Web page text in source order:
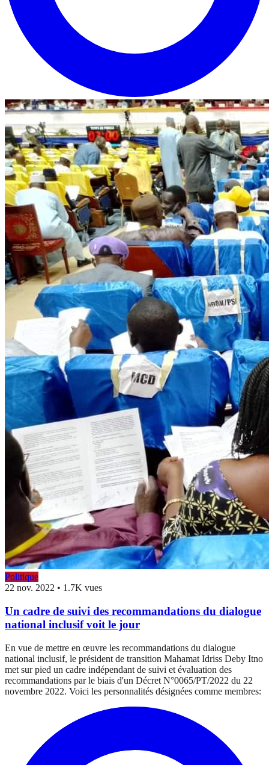
Politique
22 nov. 2022 • 1.7K vues
Un cadre de suivi des recommandations du dialogue
national inclusif voit le jour
En vue de mettre en œuvre les recommandations du dialogue
national inclusif, le président de transition Mahamat Idriss Deby Itno
met sur pied un cadre indépendant de suivi et évaluation des
recommandations par le biais d'un Décret N°0065/PT/2022 du 22
novembre 2022. Voici les personnalités désignées comme membres: